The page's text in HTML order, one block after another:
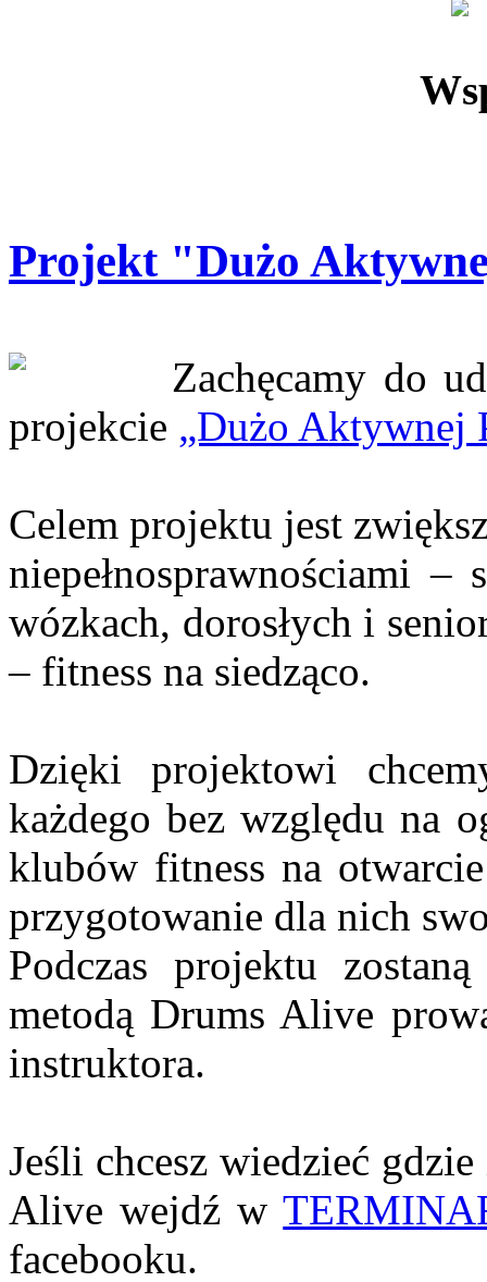
Projekt "Dużo
Zachęcamy do
projekcie „Dużo Aktywnej
Celem projektu jest
niepełnosprawnościami –
wózkach, dorosłych i
– fitness na siedząco.
Dzięki projektowi
każdego bez względu na
klubów fitness na
przygotowanie dla nich
Podczas projektu
metodą Drums Alive
instruktora.
Jeśli chcesz wiedzieć
Alive wejdź w
facebooku.